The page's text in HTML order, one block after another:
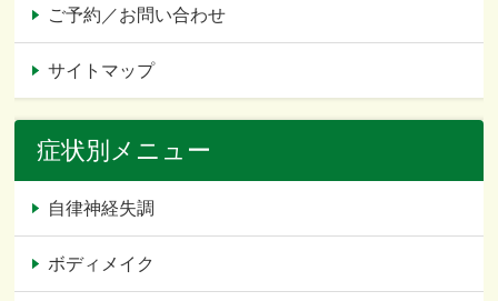
ご予約／お問い合わせ
サイトマップ
症状別メニュー
自律神経失調
ボディメイク